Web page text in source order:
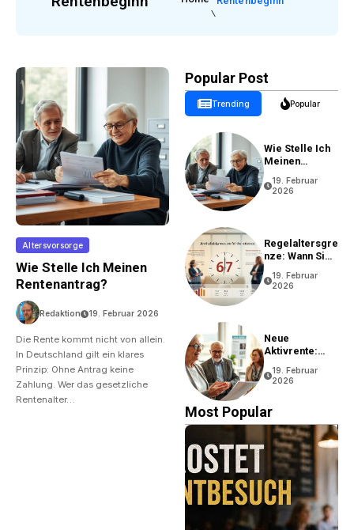
Altersvorsorge
Wie Stelle Ich Meinen
Rentenantrag?
Redaktion 19. Februar 2026
Die Rente kommt nicht von allein.
In Deutschland gilt ein klares
Prinzip: Ohne Antrag keine
Zahlung. Wer das gesetzliche
Rentenalter…
Popular Post
Trending Popular
Wie Stelle Ich
Meinen
19. Februar
2026
Regelaltersgre
Nze: Wann Sie
Können
19. Februar
2026
Neue
Aktivrente:
Bedingungen
19. Februar
2026
Most Popular